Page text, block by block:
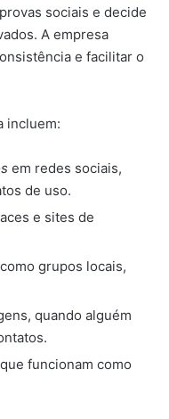
sociais e decide
A empresa
e facilitar o
incluem:
em redes sociais,
de uso.
e sites de
grupos locais,
quando alguém
funcionam como